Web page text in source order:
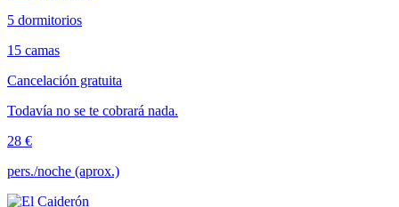
5 dormitorios
15 camas
Cancelación gratuita
Todavía no se te cobrará nada.
28 €
pers./noche (aprox.)